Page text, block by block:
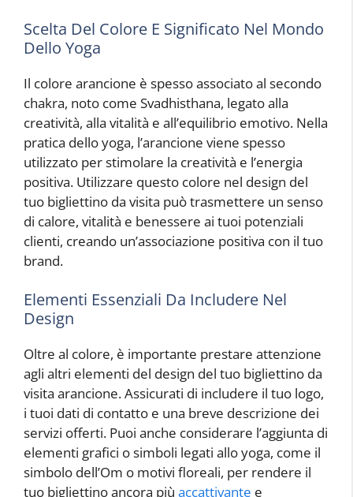
Scelta Del Colore E Significato Nel Mondo
Dello Yoga
Il colore arancione è spesso associato al secondo
chakra, noto come Svadhisthana, legato alla
creatività, alla vitalità e all’equilibrio emotivo. Nella
pratica dello yoga, l’arancione viene spesso
utilizzato per stimolare la creatività e l’energia
positiva. Utilizzare questo colore nel design del
tuo bigliettino da visita può trasmettere un senso
di calore, vitalità e benessere ai tuoi potenziali
clienti, creando un’associazione positiva con il tuo
brand.
Elementi Essenziali Da Includere Nel
Design
Oltre al colore, è importante prestare attenzione
agli altri elementi del design del tuo bigliettino da
visita arancione. Assicurati di includere il tuo logo,
i tuoi dati di contatto e una breve descrizione dei
servizi offerti. Puoi anche considerare l’aggiunta di
elementi grafici o simboli legati allo yoga, come il
simbolo dell’Om o motivi floreali, per rendere il
tuo bigliettino ancora più accattivante e